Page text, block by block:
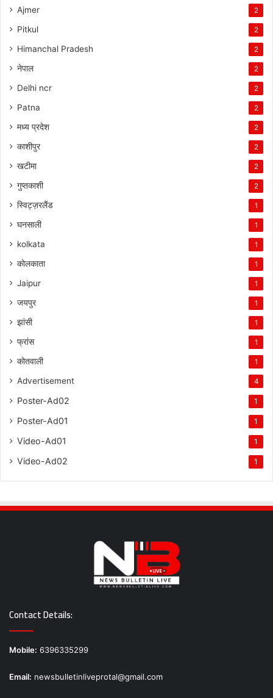
Ajmer 2
Pitkul 2
Himanchal Pradesh 2
नेपाल 2
Delhi ncr 2
Patna 2
मध्य प्रदेश 2
काशीपुर 2
खटीमा 2
गुप्तकाशी 2
स्विट्ज़रलैंड 1
घनसाली 1
kolkata 1
कोलकाता 1
Jaipur 1
जयपुर 1
झांसी 1
फ्रांस 1
कोतवाली 1
Advertisement 4
Poster-Ad02 1
Poster-Ad01 1
Video-Ad01 1
Video-Ad02 1
Contact Details:
Mobile: 6396335299
Email: newsbulletinliveprotal@gmail.com